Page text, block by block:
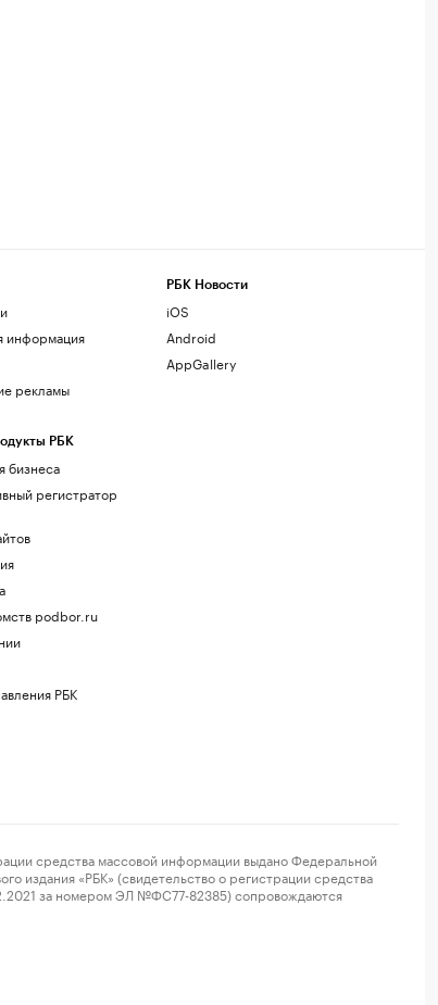
информация
рекламы
РБК
бизнеса
регистратор
podbor.ru
РБК
РБК Новости
iOS
Android
AppGallery
средства массовой информации выдано Федеральной
издания «РБК» (свидетельство о регистрации средства
за номером ЭЛ №ФС77-82385) сопровождаются